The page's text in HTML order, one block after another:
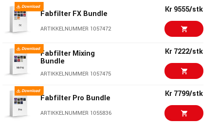
FabFilter Timeless 3 Vintage tape delay-plugin
FabFilter One Enkel synthesizer-plugin
FabFilter Simplon Enkel filter-plugin
FabFilter MicroMini filter-plugin
Fabfilter FX Bundle
ARTIKKELNUMMER 1057472
Kr 9555/stk
Fabfilter Mixing
Bundle
ARTIKKELNUMMER 1057475
Kr 7222/stk
Fabfilter Pro Bundle
ARTIKKELNUMMER 1055836
Kr 7799/stk